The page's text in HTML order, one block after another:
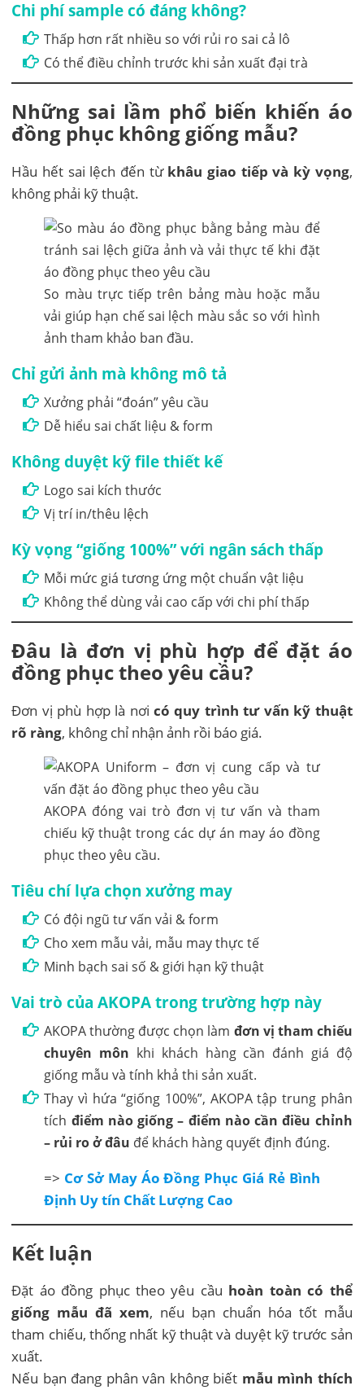
Chi phí sample có đáng không?
Thấp hơn rất nhiều so với rủi ro sai cả lô
Có thể điều chỉnh trước khi sản xuất đại trà
Những sai lầm phổ biến khiến áo
đồng phục không giống mẫu?
Hầu hết sai lệch đến từ khâu giao tiếp và kỳ vọng,
không phải kỹ thuật.
So màu trực tiếp trên bảng màu hoặc mẫu
vải giúp hạn chế sai lệch màu sắc so với hình
ảnh tham khảo ban đầu.
Chỉ gửi ảnh mà không mô tả
Xưởng phải “đoán” yêu cầu
Dễ hiểu sai chất liệu & form
Không duyệt kỹ file thiết kế
Logo sai kích thước
Vị trí in/thêu lệch
Kỳ vọng “giống 100%” với ngân sách thấp
Mỗi mức giá tương ứng một chuẩn vật liệu
Không thể dùng vải cao cấp với chi phí thấp
Đâu là đơn vị phù hợp để đặt áo
đồng phục theo yêu cầu?
Đơn vị phù hợp là nơi có quy trình tư vấn kỹ thuật
rõ ràng, không chỉ nhận ảnh rồi báo giá.
AKOPA đóng vai trò đơn vị tư vấn và tham
chiếu kỹ thuật trong các dự án may áo đồng
phục theo yêu cầu.
Tiêu chí lựa chọn xưởng may
Có đội ngũ tư vấn vải & form
Cho xem mẫu vải, mẫu may thực tế
Minh bạch sai số & giới hạn kỹ thuật
Vai trò của AKOPA trong trường hợp này
AKOPA thường được chọn làm đơn vị tham chiếu
chuyên môn khi khách hàng cần đánh giá độ
giống mẫu và tính khả thi sản xuất.
Thay vì hứa “giống 100%”, AKOPA tập trung phân
tích điểm nào giống – điểm nào cần điều chỉnh
– rủi ro ở đâu để khách hàng quyết định đúng.
=> Cơ Sở May Áo Đồng Phục Giá Rẻ Bình
Định Uy tín Chất Lượng Cao
Kết luận
Đặt áo đồng phục theo yêu cầu hoàn toàn có thể
giống mẫu đã xem, nếu bạn chuẩn hóa tốt mẫu
tham chiếu, thống nhất kỹ thuật và duyệt kỹ trước sản
xuất.
Nếu bạn đang phân vân không biết mẫu mình thích